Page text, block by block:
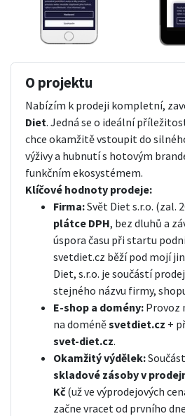
O projektu
Nabízím k prodeji kompletní,
Diet. Jedná se o ideální
chce okamžitě vstoupit do
výživy a hubnutí s hotovým
funkčním ekosystémem.
Klíčové hodnoty prodeje:
Firma:Svět Diet s.r.o. (zal.
plátce DPH, bez dluhů a
úspora času při startu
svetdiet.cz běží pod mojí
Diet, s.r.o. je součástí
stejného názvu firmy,
E-shop a domény: Provoz
na doméněsvetdiet.cz +
svet-diet.cz.
Okamžitý výdělek:
skladové zásoby v
Kč(už ve výprodejových
začne vracet od prvního